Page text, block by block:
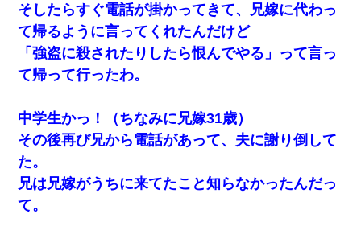
嘘をついてフリン旅行へ出かけた嫁→翌日、嫁「ただいま
～」旦那「娘がシんだよ。何度も連絡したのに…」嫁「え
っ」→なんと・・・
妻と同居し始めたときから、よく妻が「どこかで音漏れし
スマホを与えられて、中学卒業する頃にはすっかり女叩き
に洗脳された弟が、大学進学のために一人暮らししたいと
言い出した。
【画像】女上司(30)「終電なくなったね…部屋くる？」ワ
イ「行きます！」
そしたらすぐ電話が掛かってきて、兄嫁に代わっ
て帰るように言ってくれたんだけど
「強盗に殺されたりしたら恨んでやる」って言っ
て帰って行ったわ。
中学生かっ！（ちなみに兄嫁31歳）
その後再び兄から電話があって、夫に謝り倒して
た。
兄は兄嫁がうちに来てたこと知らなかったんだっ
て。